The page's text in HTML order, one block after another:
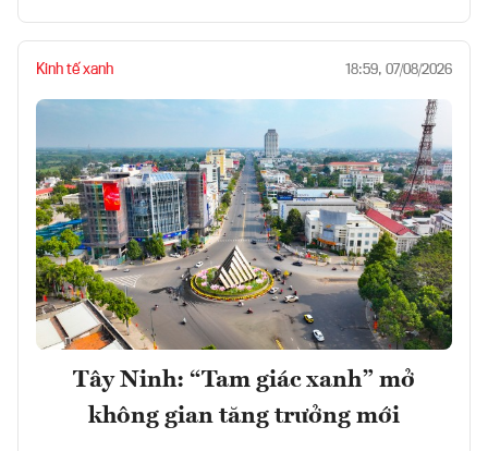
Kinh tế xanh 18:59, 07/08/2026
Tây Ninh: “Tam giác xanh” mở
không gian tăng trưởng mới